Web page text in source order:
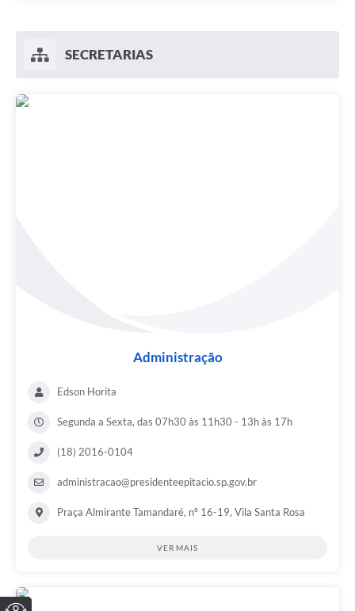
SECRETARIAS
Administração
Edson Horita
Segunda a Sexta, das 07h30 às 11h30 - 13h às 17h
(18) 2016-0104
administracao@presidenteepitacio.sp.gov.br
Praça Almirante Tamandaré, nº 16-19, Vila Santa Rosa
VER MAIS